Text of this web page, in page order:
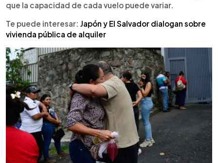
que la capacidad de cada vuelo puede variar.
Te puede interesar: Japón y El Salvador dialogan sobre
vivienda pública de alquiler